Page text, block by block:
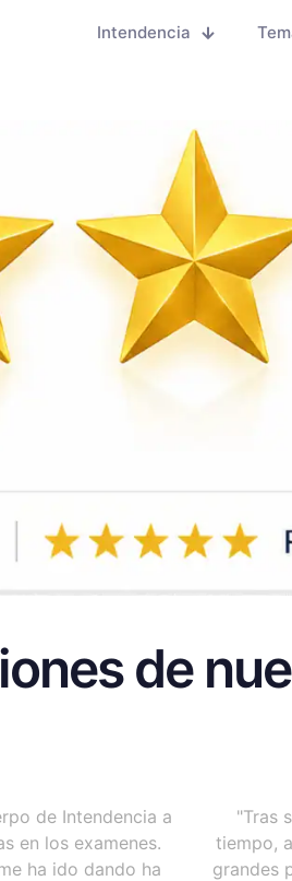
Intendencia
de
de Intendencia a
en los examenes.
ha ido dando ha
"Tras
tiempo,
grandes